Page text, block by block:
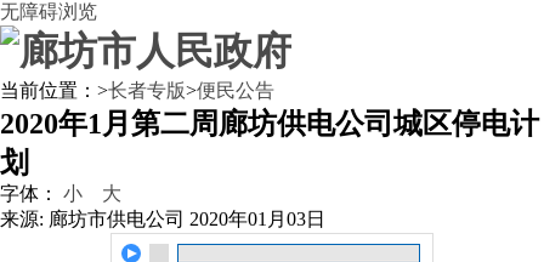
无障碍浏览
当前位置： >长者专版>便民公告
2020年1月第二周廊坊供电公司城区停电计
划
字体： 小
大
来源: 廊坊市供电公司 2020年01月03日